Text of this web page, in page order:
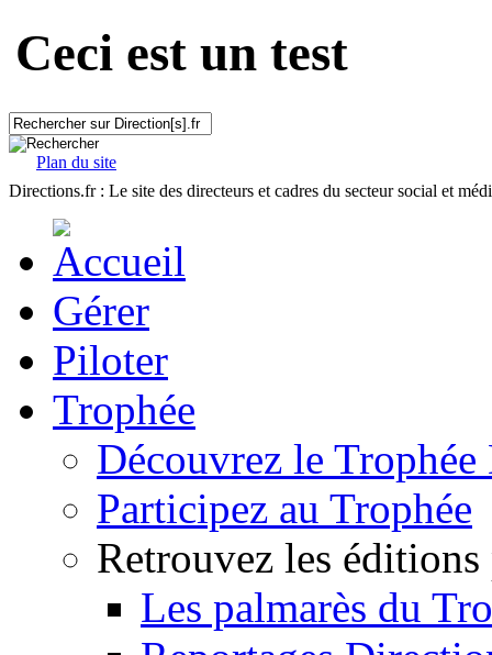
Ceci est un test
Plan du site
Directions.fr : Le site des directeurs et cadres du secteur social et
Gérer
Piloter
Trophée
Découvrez le
Participez au Trophée
Retrouvez les éditions
Les palmarès du